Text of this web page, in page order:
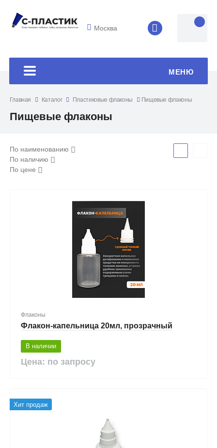
Москва 8 (4852) 33-
МЕНЮ
Главная Каталог Пластиковые флаконы Пищевые флаконы
Пищевые флаконы
По наименованию
По наличию
По цене
Флаконы
Флакон-капельница 20мл, прозрачный
В наличии
Цена: по запросу
Хит продаж